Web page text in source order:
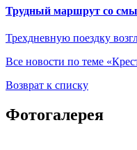
Трудный маршрут со
Трехдневную поездку
Все новости по теме
Возврат к списку
Фотогалерея